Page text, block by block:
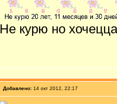
Не курю но хочецца
Добавлено: 14 окт 2012, 22:17